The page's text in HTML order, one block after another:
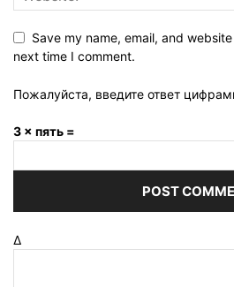
Save my name, email, and
next time I comment.
Пожалуйста, введите ответ
3 × пять =
Δ